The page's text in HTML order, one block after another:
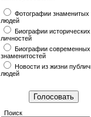
Фотографии знаменитых
людей
Биографии исторических
личностей
Биографии современных
знаменитостей
Новости из жизни
людей
Поиск